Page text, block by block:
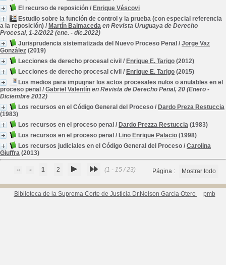
El recurso de reposición / Enrique Véscovi
Estudio sobre la función de control y la prueba (con especial referencia
a la reposición) / Martín Balmaceda en Revista Uruguaya de Derecho
Procesal, 1-2/2022 (ene. - dic.2022)
Jurisprudencia sistematizada del Nuevo Proceso Penal / Jorge Vaz
González (2019)
Lecciones de derecho procesal civil / Enrique E. Tarigo (2012)
Lecciones de derecho procesal civil / Enrique E. Tarigo (2015)
Los medios para impugnar los actos procesales nulos o anulables en el
proceso penal / Gabriel Valentín en Revista de Derecho Penal, 20 (Enero -
Diciembre 2012)
Los recursos en el Código General del Proceso / Dardo Preza Restuccia
(1983)
Los recursos en el proceso penal / Dardo Prezza Restuccia (1983)
Los recursos en el proceso penal / Lino Enrique Palacio (1998)
Los recursos judiciales en el Código General del Proceso / Carolina
Giuffra (2013)
1 2 (1 - 15 / 23) Página : Mostrar todo
Biblioteca de la Suprema Corte de Justicia Dr.Nelson García Otero pmb